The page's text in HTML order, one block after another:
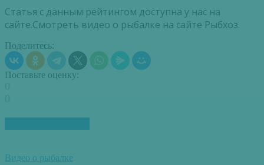
Статья с данным рейтингом доступна у нас на
сайте.Смотреть видео о рыбалке на сайте Рыбхоз.
Поделитесь:
Поставьте оценку:
Видео о рыбалке